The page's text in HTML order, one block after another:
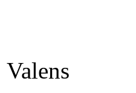
Valens